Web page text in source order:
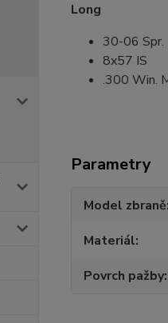
Long
30-06 Spr.
8x57 IS
.300 Win.
Parametry
Model zbraně
Materiál
Povrch pažby